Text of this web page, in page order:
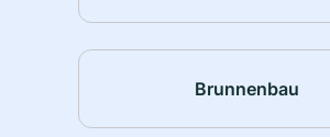
Brunnenbau